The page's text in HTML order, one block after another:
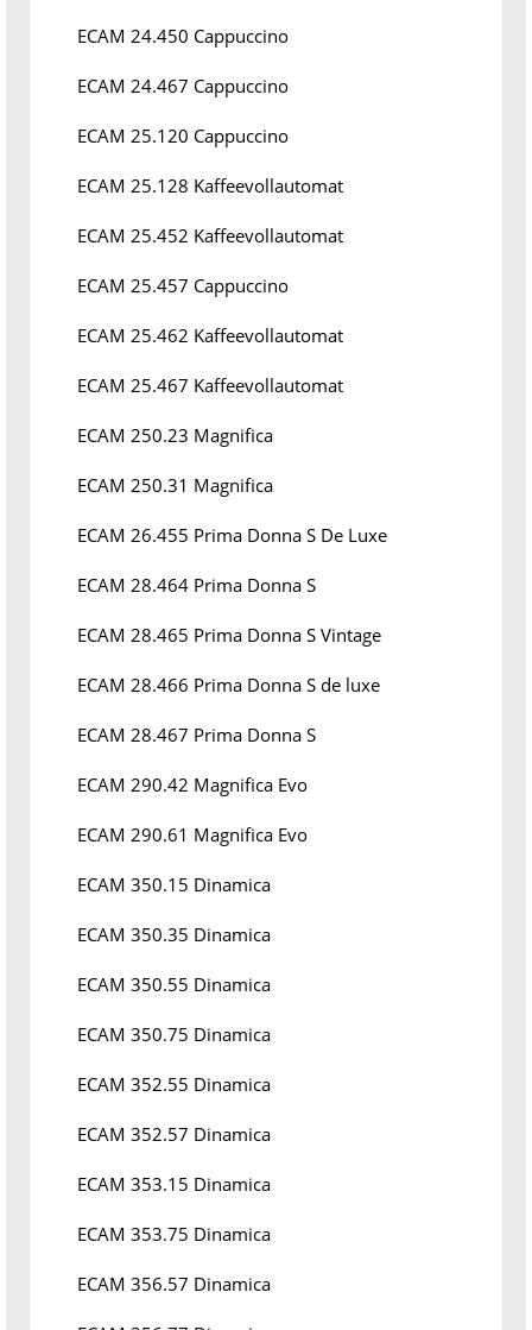
ECAM 24.450 Cappuccino
ECAM 24.467 Cappuccino
ECAM 25.120 Cappuccino
ECAM 25.128 Kaffeevollautomat
ECAM 25.452 Kaffeevollautomat
ECAM 25.457 Cappuccino
ECAM 25.462 Kaffeevollautomat
ECAM 25.467 Kaffeevollautomat
ECAM 250.23 Magnifica
ECAM 250.31 Magnifica
ECAM 26.455 Prima Donna S De Luxe
ECAM 28.464 Prima Donna S
ECAM 28.465 Prima Donna S Vintage
ECAM 28.466 Prima Donna S de luxe
ECAM 28.467 Prima Donna S
ECAM 290.42 Magnifica Evo
ECAM 290.61 Magnifica Evo
ECAM 350.15 Dinamica
ECAM 350.35 Dinamica
ECAM 350.55 Dinamica
ECAM 350.75 Dinamica
ECAM 352.55 Dinamica
ECAM 352.57 Dinamica
ECAM 353.15 Dinamica
ECAM 353.75 Dinamica
ECAM 356.57 Dinamica